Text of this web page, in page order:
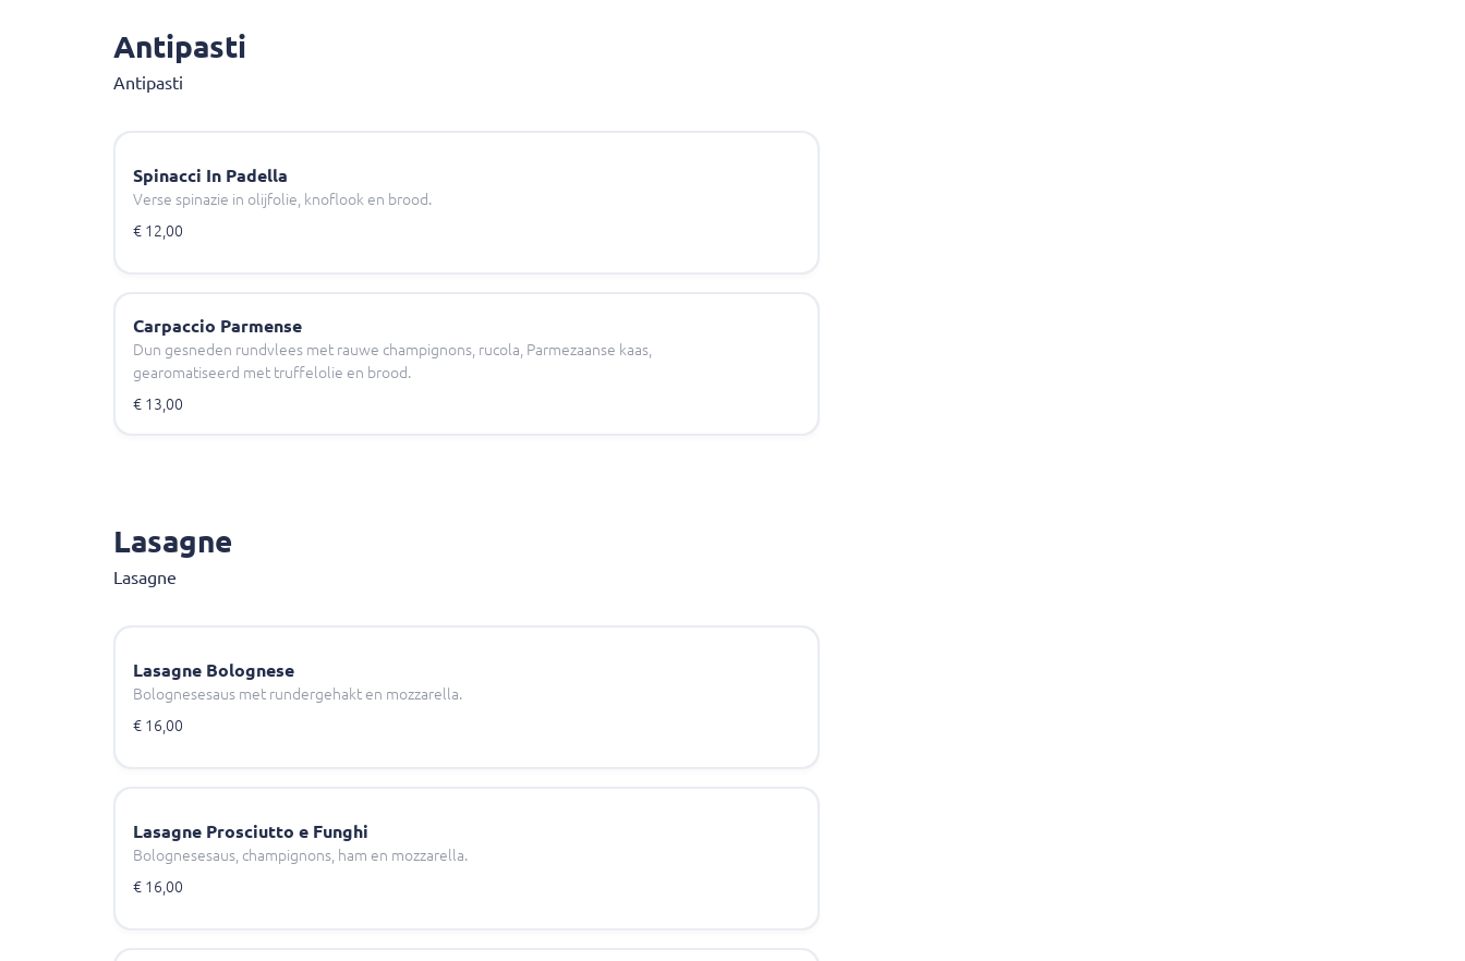
Antipasti
Antipasti
Spinacci In Padella
Verse spinazie in olijfolie, knoflook en brood.
€ 12,00
Carpaccio Parmense
Dun gesneden rundvlees met rauwe champignons, rucola, Parmezaanse kaas,
gearomatiseerd met truffelolie en brood.
€ 13,00
Lasagne
Lasagne
Lasagne Bolognese
Bolognesesaus met rundergehakt en mozzarella.
€ 16,00
Lasagne Prosciutto e Funghi
Bolognesesaus, champignons, ham en mozzarella.
€ 16,00